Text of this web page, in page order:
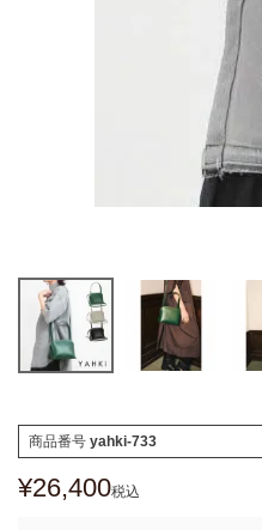
商品番号 yahki-733
¥26,400税込